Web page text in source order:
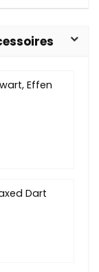
Effen
Dart